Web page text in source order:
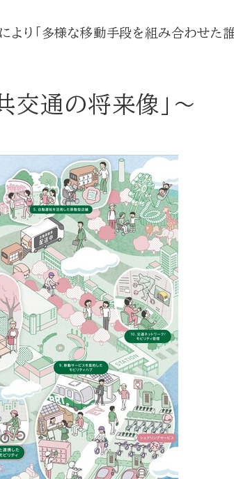
より「多様な移動手段を組み合わせた
交通の将来像」～